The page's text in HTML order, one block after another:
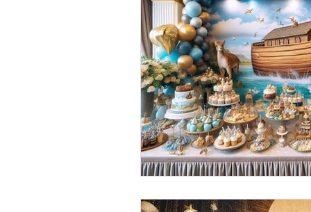
Receitas Ser Mulher
Desenvolvimento Infantil
Organização Familiar
Bem-Estar Familiar